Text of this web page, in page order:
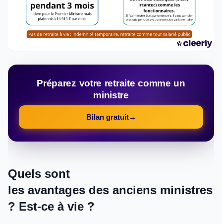
Préparez votre retraite comme un
ministre
Bilan gratuit→
Quels sont
les avantages des anciens ministres
? Est-ce à vie ?